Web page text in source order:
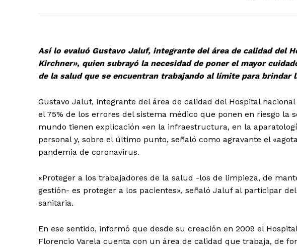
Así lo evaluó Gustavo Jaluf, integrante del área de calidad del
Kirchner», quien subrayó la necesidad de poner el mayor
de la salud que se encuentran trabajando al límite para brindar
Gustavo Jaluf, integrante del área de calidad del Hospital
el 75% de los errores del sistema médico que ponen en riesgo la
mundo tienen explicación «en la infraestructura, en la
personal y, sobre el último punto, señaló como agravante el
pandemia de coronavirus.
«Proteger a los trabajadores de la salud -los de limpieza, de
gestión- es proteger a los pacientes», señaló Jaluf al participar
sanitaria.
En ese sentido, informó que desde su creación en 2009 el
Florencio Varela cuenta con un área de calidad que trabaja, de